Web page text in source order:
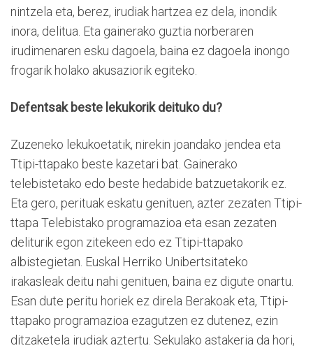
nintzela eta, berez, irudiak hartzea ez dela, inondik
inora, delitua. Eta gainerako guztia norberaren
irudimenaren esku dagoela, baina ez dagoela inongo
frogarik holako akusaziorik egiteko.
Defentsak beste lekukorik deituko du?
Zuzeneko lekukoetatik, nirekin joandako jendea eta
Ttipi-ttapako beste kazetari bat. Gainerako
telebistetako edo beste hedabide batzuetakorik ez.
Eta gero, perituak eskatu genituen, azter zezaten Ttipi-
ttapa Telebistako programazioa eta esan zezaten
deliturik egon zitekeen edo ez Ttipi-ttapako
albistegietan. Euskal Herriko Unibertsitateko
irakasleak deitu nahi genituen, baina ez digute onartu.
Esan dute peritu horiek ez direla Berakoak eta, Ttipi-
ttapako programazioa ezagutzen ez dutenez, ezin
ditzaketela irudiak aztertu. Sekulako astakeria da hori,